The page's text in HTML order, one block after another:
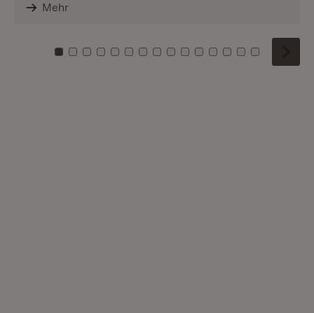
Mehr
Zu Kachel: 0
Zu Kachel: 1
Zu Kachel: 2
Zu Kachel: 3
Zu Kachel: 4
Zu Kachel: 5
Zu Kachel: 6
Zu Kachel: 7
Zu Kachel: 8
Zu Kachel: 9
Zu Kachel: 10
Zu Kachel: 11
Zu Kachel: 12
Zu Kachel:
Zu